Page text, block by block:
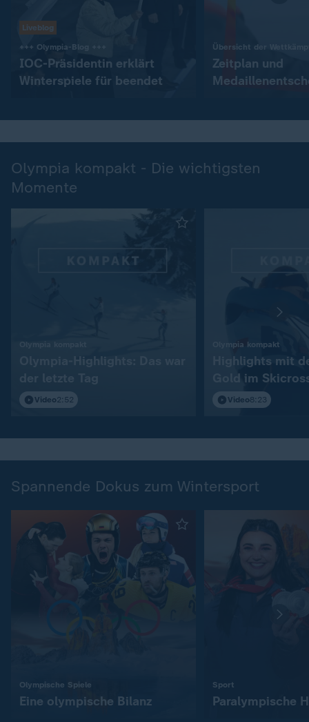
Liveblog
+++ Olympia-Blog +++
IOC-Präsidentin erklärt
Winterspiele für beendet
Übersicht der
Zeitplan und
Olympia kompakt - Die wichtigsten
Momente
Olympia kompakt
Olympia-Highlights: Das war
der letzte Tag
Video2:52
Olympia kompakt
Highlights mit
Gold im
Video8:23
Spannende Dokus zum Wintersport
Olympische Spiele
Eine olympische Bilanz
Sport
Paralympische